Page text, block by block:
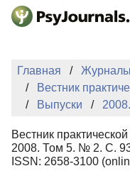
Перейти к основному
Регистрация
Главная
Журналы
Вестник
Выпуски
Вестник
2008. Том 5. № 2. С.
ISSN: 2658-3100